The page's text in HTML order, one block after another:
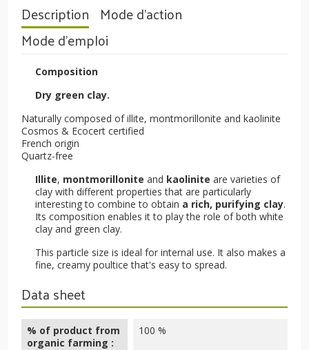
Description Mode d'action
Mode d'emploi
Composition
Dry green clay.
Naturally composed of illite, montmorillonite and kaolinite
Cosmos & Ecocert certified
French origin
Quartz-free
Illite, montmorillonite and kaolinite are varieties of
clay with different properties that are particularly
interesting to combine to obtain a rich, purifying clay.
Its composition enables it to play the role of both white
clay and green clay.
This particle size is ideal for internal use. It also makes a
fine, creamy poultice that's easy to spread.
Data sheet
% of product from
organic farming :
100 %